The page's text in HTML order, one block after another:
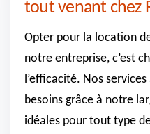
tout venant chez
Opter pour la location
notre entreprise, c’est
l’efficacité. Nos
besoins grâce à notre
idéales pour tout type